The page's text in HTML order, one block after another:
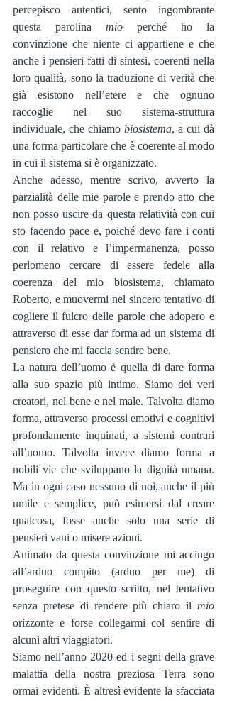
percepisco autentici, sento ingombrante
questa parolina mio perché ho la
convinzione che niente ci appartiene e che
anche i pensieri fatti di sintesi, coerenti nella
loro qualità, sono la traduzione di verità che
già esistono nell’etere e che ognuno
raccoglie nel suo sistema-struttura
individuale, che chiamo biosistema, a cui dà
una forma particolare che è coerente al modo
in cui il sistema si è organizzato.
Anche adesso, mentre scrivo, avverto la
parzialità delle mie parole e prendo atto che
non posso uscire da questa relatività con cui
sto facendo pace e, poiché devo fare i conti
con il relativo e l’impermanenza, posso
perlomeno cercare di essere fedele alla
coerenza del mio biosistema, chiamato
Roberto, e muovermi nel sincero tentativo di
cogliere il fulcro delle parole che adopero e
attraverso di esse dar forma ad un sistema di
pensiero che mi faccia sentire bene.
La natura dell’uomo è quella di dare forma
alla suo spazio più intimo. Siamo dei veri
creatori, nel bene e nel male. Talvolta diamo
forma, attraverso processi emotivi e cognitivi
profondamente inquinati, a sistemi contrari
all’uomo. Talvolta invece diamo forma a
nobili vie che sviluppano la dignità umana.
Ma in ogni caso nessuno di noi, anche il più
umile e semplice, può esimersi dal creare
qualcosa, fosse anche solo una serie di
pensieri vani o misere azioni.
Animato da questa convinzione mi accingo
all’arduo compito (arduo per me) di
proseguire con questo scritto, nel tentativo
senza pretese di rendere più chiaro il mio
orizzonte e forse collegarmi col sentire di
alcuni altri viaggiatori.
Siamo nell’anno 2020 ed i segni della grave
malattia della nostra preziosa Terra sono
ormai evidenti. È altresì evidente la sfacciata